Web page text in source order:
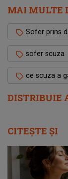
DISTRIBUIE
MAI MULTE
Sofer prins
sofer scuza
ce scuza a
CITEȘTE ȘI